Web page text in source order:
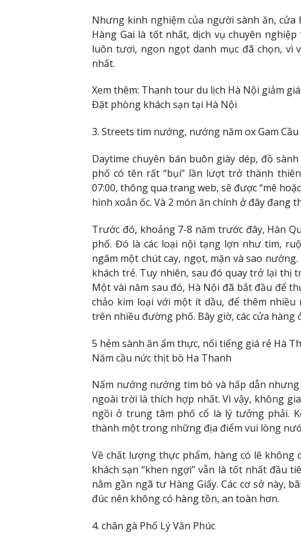
Nhưng kinh nghiệm của người sành ăn,
Hàng Gai là tốt nhất, dịch vụ chuyên
luôn tươi, ngon ngọt danh mục đã chọn,
nhất.
Xem thêm: Thanh tour du lịch Hà Nội giảm giá
Đặt phòng khách sạn tại Hà Nội
3. Streets tim nướng, nướng năm ox Gam Cầu
Daytime chuyên bán buôn giày dép, đồ
phố có tên rất “bụi” lần lượt trở thành
07:00, thông qua trang web, sẽ được “mê
hình xoắn ốc. Và 2 món ăn chính ở đây đang
Trước đó, khoảng 7-8 năm trước đây, Hàn
phố. Đó là các loại nội tạng lợn như tim,
ngâm một chút cay, ngọt, mặn và sao
khách trẻ. Tuy nhiên, sau đó quay trở lại thị
Một vài năm sau đó, Hà Nội đã bắt đầu để
chảo kim loại với một ít dầu, để thêm
trên nhiều đường phố. Bây giờ, các cửa hàng
5 hẻm sành ăn ẩm thực, nổi tiếng giá rẻ Hà
Năm cầu nức thịt bò Ha Thanh
Nấm nướng nướng tim bò và hấp dẫn
ngoài trời là thích hợp nhất. Vì vậy, không
ngồi ở trung tâm phố cổ là lý tưởng phải.
thành một trong những địa điểm vui lòng
Về chất lượng thực phẩm, hàng có lẽ
khách sạn “khen ngợi” vẫn là tốt nhất đầu
nằm gần ngã tư Hàng Giấy. Các cơ sở này,
đúc nên không có hàng tồn, an toàn hơn.
4. chân gà Phố Lý Văn Phúc